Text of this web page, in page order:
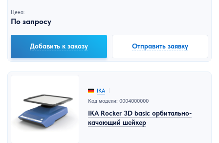
Цена:
По запросу
Добавить к заказу Отправить заявку
IKA
Код модели: 0004000000
IKA Rocker 3D basic орбитально-
качающий шейкер